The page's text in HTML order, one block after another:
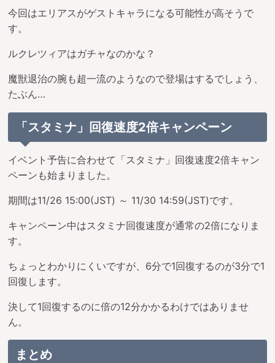
今回はエリアスがゲストキャラになる可能性が高そうで
す。
ルクレツィアはガチャなのかな？
魔獣退治の腕も超一流のようなので登場はするでしょう、
たぶん…
「スタミナ」回復速度2倍キャンペーン
イベント予告に合わせて「スタミナ」回復速度2倍キャン
ペーンも始まりました。
期間は11/26 15:00(JST) ～ 11/30 14:59(JST)です。
キャンペーン中はスタミナ回復速度が通常の2倍になりま
す。
ちょっとわかりにくいですが、6分で1回復するのが3分で1
回復します。
決して1回復するのに倍の12分かかるわけではありませ
ん。
まとめ